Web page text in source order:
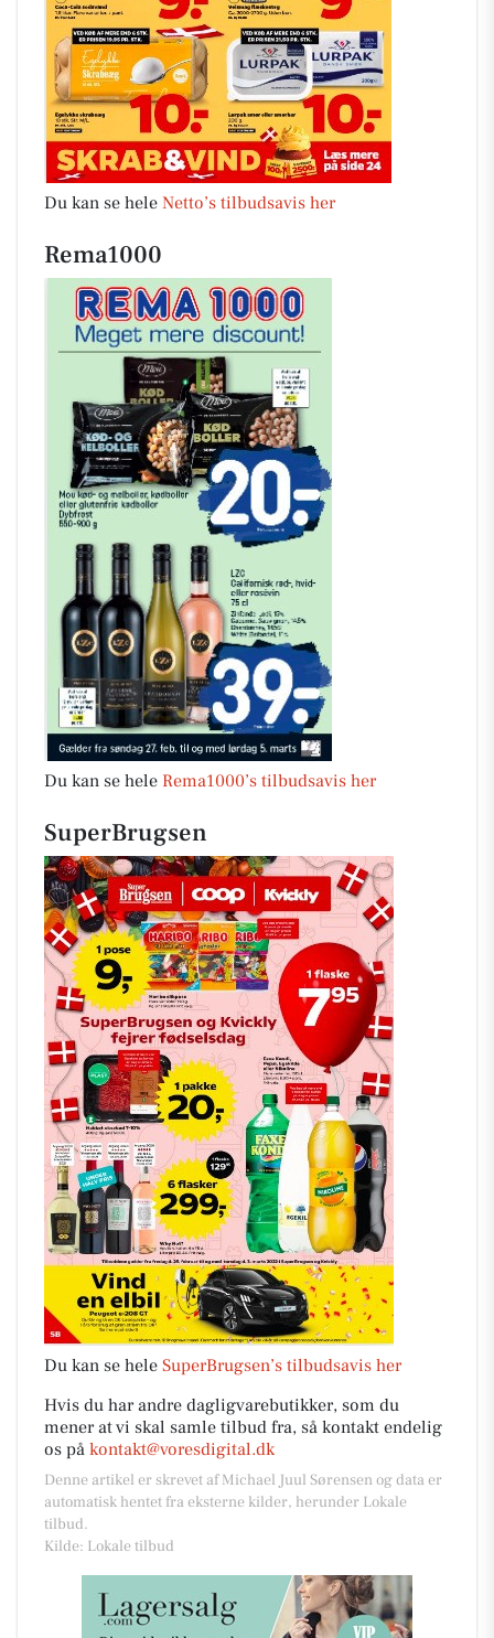
Du kan se hele Netto’s tilbudsavis her
Rema1000
Du kan se hele Rema1000’s tilbudsavis her
SuperBrugsen
Du kan se hele SuperBrugsen’s tilbudsavis her
Hvis du har andre dagligvarebutikker, som du
mener at vi skal samle tilbud fra, så kontakt endelig
os på kontakt@voresdigital.dk
Denne artikel er skrevet af Michael Juul Sørensen og data er
automatisk hentet fra eksterne kilder, herunder Lokale
tilbud.
Kilde: Lokale tilbud